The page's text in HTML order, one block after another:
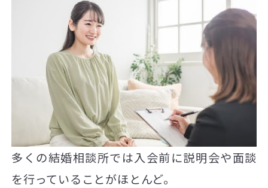
多くの結婚相談所では入会前に説明会や面談
を行っていることがほとんど。